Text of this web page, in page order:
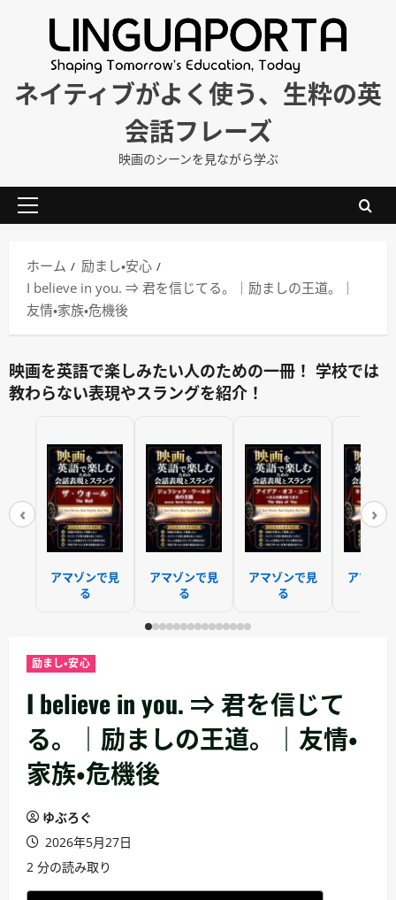
ネイティブがよく使う、生粋の英
会話フレーズ
映画のシーンを見ながら学ぶ
メ
ン
メ
ニ
ホーム
励まし・安心
I believe in you. ⇒ 君を信じてる。｜励ましの王道。｜
友情・家族・危機後
映画を英語で楽しみたい人のための一冊！ 学校では
教わらない表現やスラングを紹介！
‹
アマゾンで見
る
アマゾンで見
る
アマゾンで見
る
アマゾ
›
励まし・安心
I believe in you. ⇒ 君を信じて
る。｜励ましの王道。｜友情・
家族・危機後
ゆぶろぐ
2026年5月27日
2 分の読み取り